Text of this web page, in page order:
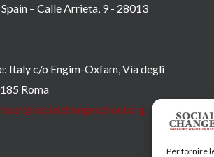
Per fornire
– Calle Arrieta, 9 - 28013
Italy c/o Engim-Oxfam, Via degli
Roma